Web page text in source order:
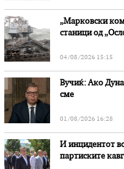
„Марковски
станици од
04/08/2026 15:15
Вучиќ: Ако
сме
01/08/2026 16:28
И инцидентот
партиските